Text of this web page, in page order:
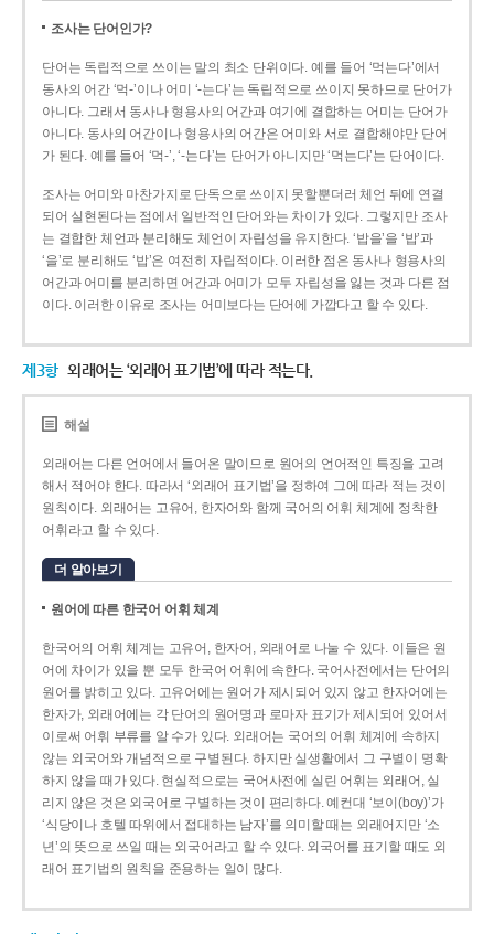
조사는 단어인가?
단어는 독립적으로 쓰이는 말의 최소 단위이다. 예를 들어 ‘먹는다’에서
동사의 어간 ‘먹-­’이나 어미 ‘­-는다’는 독립적으로 쓰이지 못하므로 단어가
아니다. 그래서 동사나 형용사의 어간과 여기에 결합하는 어미는 단어가
아니다. 동사의 어간이나 형용사의 어간은 어미와 서로 결합해야만 단어
가 된다. 예를 들어 ‘먹-’, ‘-는다’는 단어가 아니지만 ‘먹는다’는 단어이다.
조사는 어미와 마찬가지로 단독으로 쓰이지 못할뿐더러 체언 뒤에 연결
되어 실현된다는 점에서 일반적인 단어와는 차이가 있다. 그렇지만 조사
는 결합한 체언과 분리해도 체언이 자립성을 유지한다. ‘밥을’을 ‘밥’과
‘을’로 분리해도 ‘밥’은 여전히 자립적이다. 이러한 점은 동사나 형용사의
어간과 어미를 분리하면 어간과 어미가 모두 자립성을 잃는 것과 다른 점
이다. 이러한 이유로 조사는 어미보다는 단어에 가깝다고 할 수 있다.
제3항 외래어는 ‘외래어 표기법’에 따라 적는다.
해설
외래어는 다른 언어에서 들어온 말이므로 원어의 언어적인 특징을 고려
해서 적어야 한다. 따라서 ‘외래어 표기법’을 정하여 그에 따라 적는 것이
원칙이다. 외래어는 고유어, 한자어와 함께 국어의 어휘 체계에 정착한
어휘라고 할 수 있다.
더 알아보기
원어에 따른 한국어 어휘 체계
한국어의 어휘 체계는 고유어, 한자어, 외래어로 나눌 수 있다. 이들은 원
어에 차이가 있을 뿐 모두 한국어 어휘에 속한다. 국어사전에서는 단어의
원어를 밝히고 있다. 고유어에는 원어가 제시되어 있지 않고 한자어에는
한자가, 외래어에는 각 단어의 원어명과 로마자 표기가 제시되어 있어서
이로써 어휘 부류를 알 수가 있다. 외래어는 국어의 어휘 체계에 속하지
않는 외국어와 개념적으로 구별된다. 하지만 실생활에서 그 구별이 명확
하지 않을 때가 있다. 현실적으로는 국어사전에 실린 어휘는 외래어, 실
리지 않은 것은 외국어로 구별하는 것이 편리하다. 예컨대 ‘보이(boy)’가
‘식당이나 호텔 따위에서 접대하는 남자’를 의미할 때는 외래어지만 ‘소
년’의 뜻으로 쓰일 때는 외국어라고 할 수 있다. 외국어를 표기할 때도 외
래어 표기법의 원칙을 준용하는 일이 많다.